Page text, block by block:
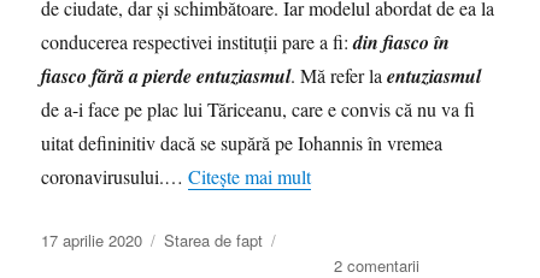
de ciudate, dar şi schimbătoare. Iar modelul abordat de ea la
conducerea respectivei instituţii pare a fi:din fiasco în
fiasco fără a pierde entuziasmul. Mă refer laentuziasmul
de a-i face pe plac lui Tăriceanu, care e convis că nu va fi
uitat defininitiv dacă se supără pe Iohannis în vremea
coronavirusului.…Citește mai mult
Publicat
17 aprilie 2020 Categorii
Starea de fapt
2 comentarii